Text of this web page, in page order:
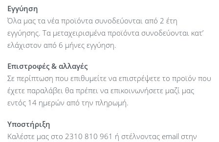
Dimensions : 158.3 x 286.8 x 100.2 mm
Weight : 1.5 kg
Enclosure material : UV stabilized polycarbonate, aluminum
alloy
Pole mount diameter : 25.4 to 60 mm
Wind loading : 109.8 N at 200 km/h
Weatherproofing : IPX6
Processor : Quad-core ARM® Cortex®-A53 at 1.4 GHz
Networking interface : (1) 2.5 GbE RJ45 port (1) 10G SFP+
port
Εγγύηση
Όλα μας τα νέα προϊόντα συνοδεύονται από 2 έτη
εγγύησης. Τα μεταχειρισμένα προϊόντα συνοδεύονται κατ’
ελάχιστον από 6 μήνες εγγύηση.
Επιστροφές & αλλαγές
Σε περίπτωση που επιθυμείτε να επιστρέψετε το προϊόν που
έχετε παραλάβει θα πρέπει να επικοινωνήσετε μαζί μας
εντός 14 ημερών από την πληρωμή.
Υποστήριξη
Καλέστε μας στο 2310 810 961 ή στέλνοντας email στην